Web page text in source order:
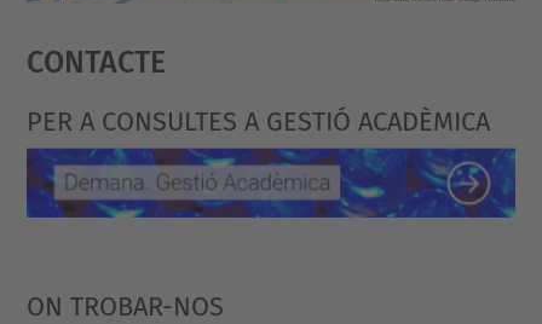
powered by
Contacte
PER A CONSULTES A GESTIÓ ACADÈMICA
ON TROBAR-NOS